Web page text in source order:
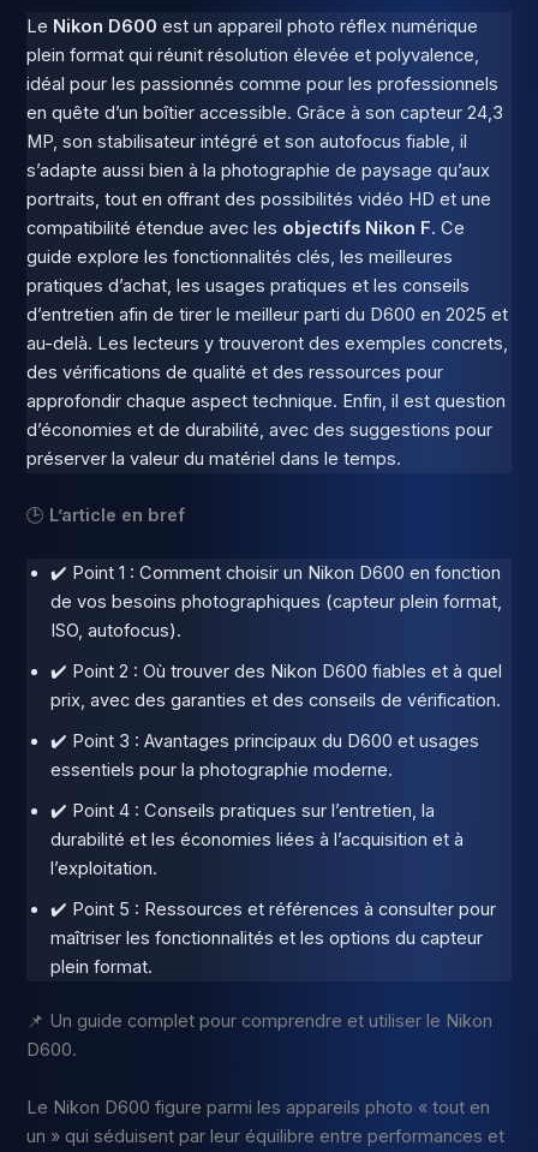
Le Nikon D600 est un appareil photo réflex numérique
plein format qui réunit résolution élevée et polyvalence,
idéal pour les passionnés comme pour les professionnels
en quête d’un boîtier accessible. Grâce à son capteur 24,3
MP, son stabilisateur intégré et son autofocus fiable, il
s’adapte aussi bien à la photographie de paysage qu’aux
portraits, tout en offrant des possibilités vidéo HD et une
compatibilité étendue avec les objectifs Nikon F. Ce
guide explore les fonctionnalités clés, les meilleures
pratiques d’achat, les usages pratiques et les conseils
d’entretien afin de tirer le meilleur parti du D600 en 2025 et
au-delà. Les lecteurs y trouveront des exemples concrets,
des vérifications de qualité et des ressources pour
approfondir chaque aspect technique. Enfin, il est question
d’économies et de durabilité, avec des suggestions pour
préserver la valeur du matériel dans le temps.
🕒 L’article en bref
✔️ Point 1 : Comment choisir un Nikon D600 en fonction
de vos besoins photographiques (capteur plein format,
ISO, autofocus).
✔️ Point 2 : Où trouver des Nikon D600 fiables et à quel
prix, avec des garanties et des conseils de vérification.
✔️ Point 3 : Avantages principaux du D600 et usages
essentiels pour la photographie moderne.
✔️ Point 4 : Conseils pratiques sur l’entretien, la
durabilité et les économies liées à l’acquisition et à
l’exploitation.
✔️ Point 5 : Ressources et références à consulter pour
maîtriser les fonctionnalités et les options du capteur
plein format.
📌 Un guide complet pour comprendre et utiliser le Nikon
D600.
Le Nikon D600 figure parmi les appareils photo « tout en
un » qui séduisent par leur équilibre entre performances et